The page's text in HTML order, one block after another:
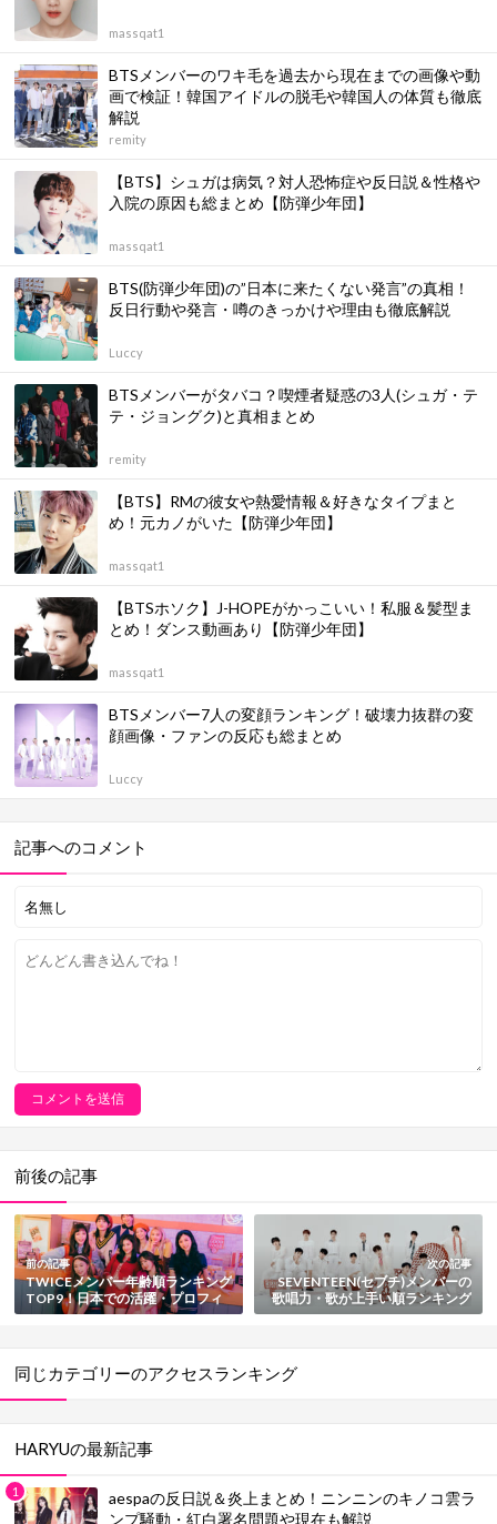
massqat1
BTSメンバーのワキ毛を過去から現在までの画像や動
画で検証！韓国アイドルの脱毛や韓国人の体質も徹底
解説
remity
【BTS】シュガは病気？対人恐怖症や反日説＆性格や
入院の原因も総まとめ【防弾少年団】
massqat1
BTS(防弾少年団)の”日本に来たくない発言”の真相！
反日行動や発言・噂のきっかけや理由も徹底解説
Luccy
BTSメンバーがタバコ？喫煙者疑惑の3人(シュガ・テ
テ・ジョングク)と真相まとめ
remity
【BTS】RMの彼女や熱愛情報＆好きなタイプまと
め！元カノがいた【防弾少年団】
massqat1
【BTSホソク】J-HOPEがかっこいい！私服＆髪型ま
とめ！ダンス動画あり【防弾少年団】
massqat1
BTSメンバー7人の変顔ランキング！破壊力抜群の変
顔画像・ファンの反応も総まとめ
Luccy
記事へのコメント
前後の記事
前の記事
TWICEメンバー年齢順ランキング
TOP9！日本での活躍・プロフィ
ールや性格/魅力も徹底解説【202
次の記事
SEVENTEEN(セブチ)メンバーの
歌唱力・歌が上手い順ランキング
TOP13！プロフィールや動画も徹
同じカテゴリーのアクセスランキング
HARYUの最新記事
aespaの反日説＆炎上まとめ！ニンニンのキノコ雲ラ
ンプ騒動・紅白署名問題や現在も解説